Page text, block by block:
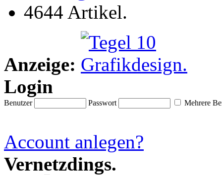
4644 Artikel.
Anzeige:
Login
Benutzer Passwort Mehrere
Account anlegen?
Vernetzdings.